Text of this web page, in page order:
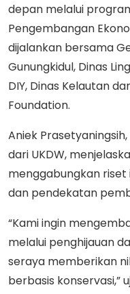
depan melalui
Pengembangan
dijalankan bersama
Gunungkidul, Dinas
DIY, Dinas Kelautan
Foundation.
Aniek
dari UKDW,
menggabungkan riset
dan pendekatan
“Kami ingin
melalui penghijauan
seraya memberikan
berbasis konservasi,”